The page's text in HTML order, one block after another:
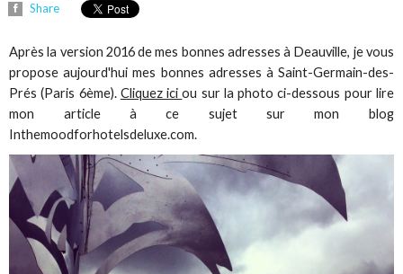
Share
Après la version 2016 de mes bonnes adresses à Deauville, je vous
propose aujourd'hui mes bonnes adresses à Saint-Germain-des-
Prés (Paris 6ème). Cliquez iciou sur la photo ci-dessous pour lire
mon article à ce sujet sur mon blog
Inthemoodforhotelsdeluxe.com.